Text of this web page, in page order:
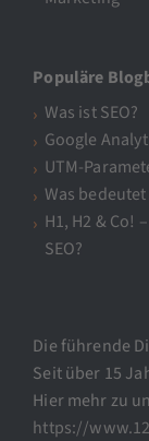
Populäre
Was ist SEO?
Google
UTM-
Was
H1, H2 & Co!
SEO?
Die führende
Seit über 15
Hier mehr zu
https://